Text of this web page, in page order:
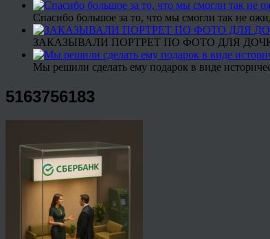
Спасибо большое за то, что мы смогли так не
ЗАКАЗЫВАЛИ ПОРТРЕТ ПО ФОТО ДЛЯ
Мы решили сделать ему подарок в виде
5163756183